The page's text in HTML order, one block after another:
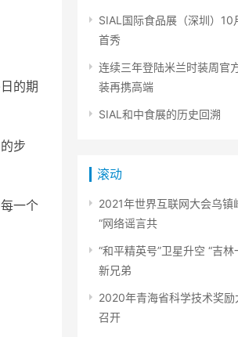
的期
步
一个
SIAL国际食品展（深圳）10
首秀
连续三年登陆米兰时装周官
装再携高端
SIAL和中食展的历史回溯
滚动
2021年世界互联网大会乌镇
“网络谣言共
“和平精英号”卫星升空 “吉林
新兄弟
2020年青海省科学技术奖励
召开